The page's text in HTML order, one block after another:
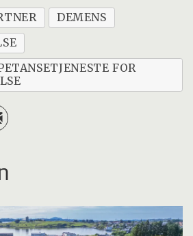
DEMENS
FOR